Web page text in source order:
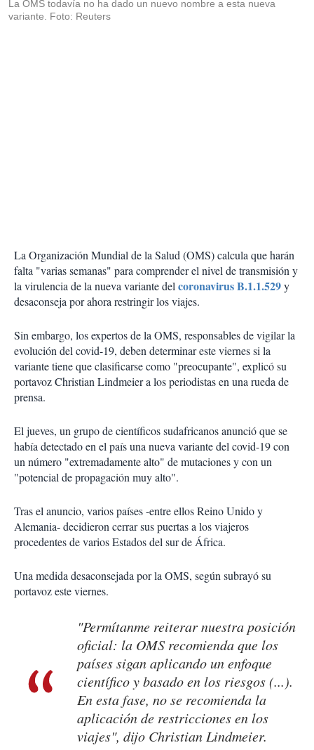
La OMS todavía no ha dado un nuevo nombre a esta nueva
variante. Foto: Reuters
La Organización Mundial de la Salud (OMS) calcula que harán
falta "varias semanas" para comprender el nivel de transmisión y
la virulencia de la nueva variante delcoronavirus B.1.1.529y
desaconseja por ahora restringir los viajes.
Sin embargo, los expertos de la OMS, responsables de vigilar la
evolución del covid-19, deben determinar este viernes si la
variante tiene que clasificarse como "preocupante", explicó su
portavoz Christian Lindmeier a los periodistas en una rueda de
prensa.
El jueves, un grupo de científicos sudafricanos anunció que se
había detectado en el país una nueva variante del covid-19 con
un número "extremadamente alto" de mutaciones y con un
"potencial de propagación muy alto".
Tras el anuncio, varios países -entre ellos Reino Unido y
Alemania- decidieron cerrar sus puertas a los viajeros
procedentes de varios Estados del sur de África.
Una medida desaconsejada por la OMS, según subrayó su
portavoz este viernes.
"Permítanme reiterar nuestra posición
oficial: la OMS recomienda que los
países sigan aplicando un enfoque
científico y basado en los riesgos (...).
En esta fase, no se recomienda la
aplicación de restricciones en los
viajes", dijo Christian Lindmeier.